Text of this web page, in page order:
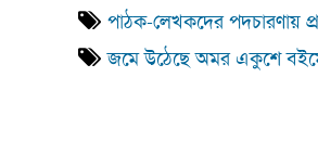
পাঠক-লেখকদের পদচারণায়
জমে উঠেছে অমর একুশে